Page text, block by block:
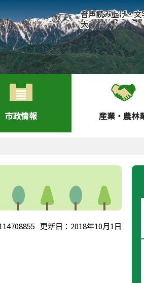
音声読み上げ・文
大
市政情報 産業・農林
更新日：2018年10月1日